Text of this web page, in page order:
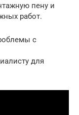
пену и
работ.
с
для